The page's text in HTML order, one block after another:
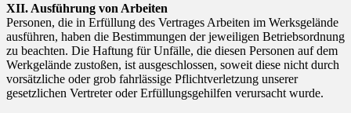
XII. Ausführung von Arbeiten
Personen, die in Erfüllung des Vertrages Arbeiten im Werksgelände
ausführen, haben die Bestimmungen der jeweiligen Betriebsordnung
zu beachten. Die Haftung für Unfälle, die diesen Personen auf dem
Werkgelände zustoßen, ist ausgeschlossen, soweit diese nicht durch
vorsätzliche oder grob fahrlässige Pflichtverletzung unserer
gesetzlichen Vertreter oder Erfüllungsgehilfen verursacht wurde.